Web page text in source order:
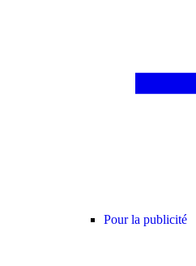
Pour la publicité